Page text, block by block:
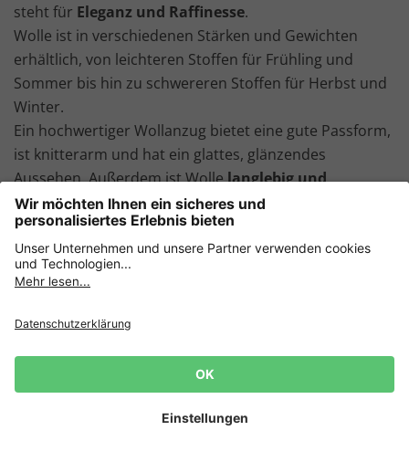
steht für Eleganz und Raffinesse.
Wolle ist in verschiedenen Stärken und Gewichten
erhältlich, von leichteren Stoffen für Frühling und
Sommer bis hin zu schwereren Stoffen für Herbst und
Winter.
Ein hochwertiger Wollanzug bietet eine gute Passform,
ist knitterarm und hat ein glattes, glänzendes
Aussehen. Außerdem ist Wollelanglebig und
strapazierfähig, so dass ein gut gepflegter Wollanzug
viele Jahre halten kann. Unterstützt durch unsere
FLEXNAMIC®Stoffqualität findest du online eine
große Auswahl an Anzügen aus diesem Allrounder
Herren Anzüge aus Leinen -